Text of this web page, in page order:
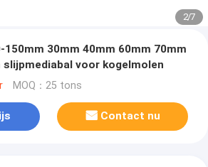
2/7
150mm 30mm 40mm 60mm 70mm
voor kogelmolen
MOQ：25 tons
Contact nu